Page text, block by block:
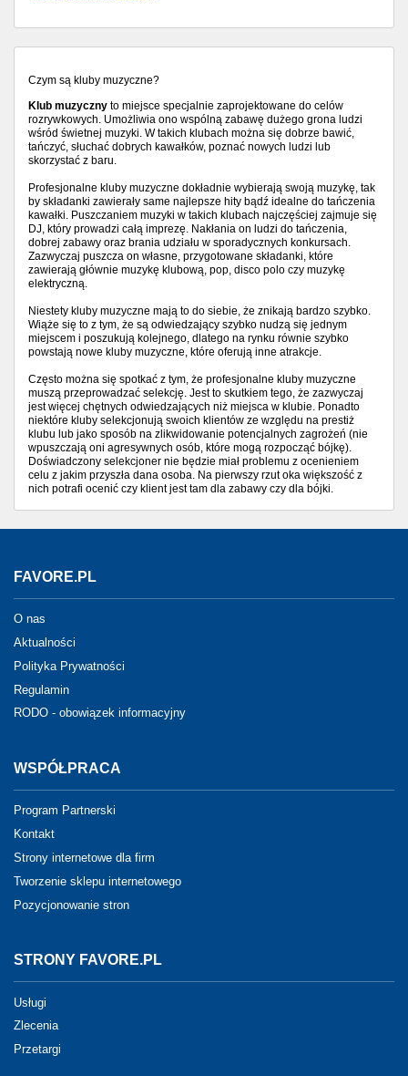
Czym są kluby muzyczne?
Klub muzyczny to miejsce specjalnie zaprojektowane do celów
rozrywkowych. Umożliwia ono wspólną zabawę dużego grona ludzi
wśród świetnej muzyki. W takich klubach można się dobrze bawić,
tańczyć, słuchać dobrych kawałków, poznać nowych ludzi lub
skorzystać z baru.
Profesjonalne kluby muzyczne dokładnie wybierają swoją muzykę, tak
by składanki zawierały same najlepsze hity bądź idealne do tańczenia
kawałki. Puszczaniem muzyki w takich klubach najczęściej zajmuje się
DJ, który prowadzi całą imprezę. Nakłania on ludzi do tańczenia,
dobrej zabawy oraz brania udziału w sporadycznych konkursach.
Zazwyczaj puszcza on własne, przygotowane składanki, które
zawierają głównie muzykę klubową, pop, disco polo czy muzykę
elektryczną.
Niestety kluby muzyczne mają to do siebie, że znikają bardzo szybko.
Wiąże się to z tym, że są odwiedzający szybko nudzą się jednym
miejscem i poszukują kolejnego, dlatego na rynku równie szybko
powstają nowe kluby muzyczne, które oferują inne atrakcje.
Często można się spotkać z tym, że profesjonalne kluby muzyczne
muszą przeprowadzać selekcję. Jest to skutkiem tego, że zazwyczaj
jest więcej chętnych odwiedzających niż miejsca w klubie. Ponadto
niektóre kluby selekcjonują swoich klientów ze względu na prestiż
klubu lub jako sposób na zlikwidowanie potencjalnych zagrożeń (nie
wpuszczają oni agresywnych osób, które mogą rozpocząć bójkę).
Doświadczony selekcjoner nie będzie miał problemu z ocenieniem
celu z jakim przyszła dana osoba. Na pierwszy rzut oka większość z
nich potrafi ocenić czy klient jest tam dla zabawy czy dla bójki.
FAVORE.PL
O nas
Aktualności
Polityka Prywatności
Regulamin
RODO - obowiązek informacyjny
WSPÓŁPRACA
Program Partnerski
Kontakt
Strony internetowe dla firm
Tworzenie sklepu internetowego
Pozycjonowanie stron
STRONY FAVORE.PL
Usługi
Zlecenia
Przetargi